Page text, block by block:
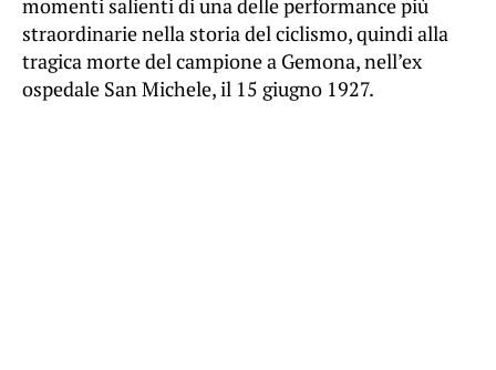
momenti salienti di una delle performance più
straordinarie nella storia del ciclismo, quindi alla
tragica morte del campione a Gemona, nell’ex
ospedale San Michele, il 15 giugno 1927.